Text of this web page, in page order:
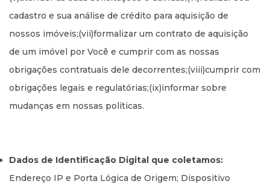
cadastro e sua análise de crédito para aquisição de
nossos imóveis;(vii)formalizar um contrato de aquisição
de um imóvel por Você e cumprir com as nossas
obrigações contratuais dele decorrentes;(viii)cumprir com
obrigações legais e regulatórias;(ix)informar sobre
mudanças em nossas políticas.
Dados de Identificação Digital que coletamos:
Endereço IP e Porta Lógica de Origem; Dispositivo